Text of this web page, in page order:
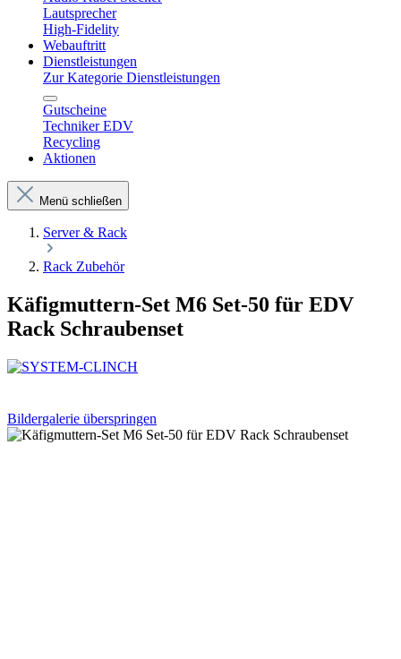
Lautsprecher
High-Fidelity
Webauftritt
Dienstleistungen
Zur Kategorie Dienstleistungen
Gutscheine
Techniker EDV
Recycling
Aktionen
Menü schließen
Server & Rack
Rack Zubehör
Käfigmuttern-Set M6 Set-50 für EDV
Rack Schraubenset
Bildergalerie überspringen